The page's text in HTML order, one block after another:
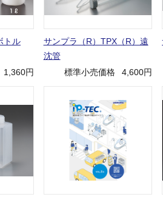
トル
1,360円
サンプラ（R）TPX（R）遠
沈管
標準小売価格
4,600円